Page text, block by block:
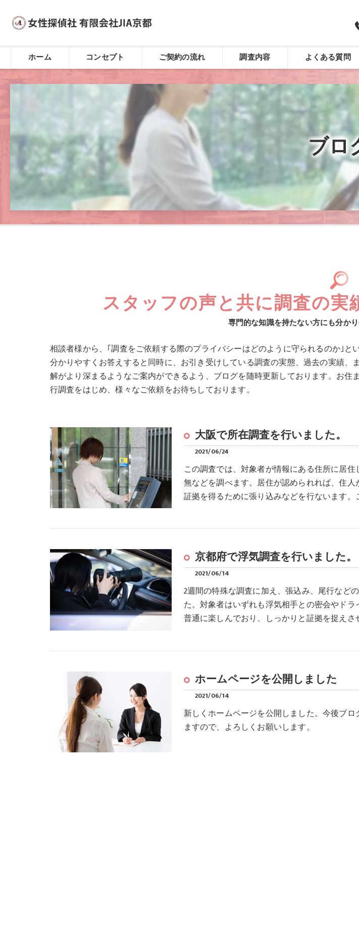
ホーム コンセプト ご契約の流れ 調査内容 よくある質問
ブロ
スタッフの声と共に調査の
専門的な知識を持たない方にも分か
相談者様から、｢調査をご依頼する際のプライバシーはどのように守られるのか｣
分かりやすくお答えすると同時に、お引き受けしている調査の実態、過去の実績
解がより深まるようなご案内ができるよう、ブログを随時更新しております。お
行調査をはじめ、様々なご依頼をお待ちしております。
大阪で所在調査を行いました。
2021/06/24
この調査では、対象者が情報にある住所に居
無などを調べます。居住が認められれば、住
証拠を得るために張り込みなどを行ないます。
京都府で浮気調査を行いました。
2021/06/14
2週間の特殊な調査に加え、張込み、尾行など
た。対象者はいずれも浮気相手との密会やド
普通に楽しんでおり、しっかりと証拠を捉えさ
ホームページを公開しました
2021/06/14
新しくホームページを公開しました。今後ブロ
ますので、よろしくお願いします。